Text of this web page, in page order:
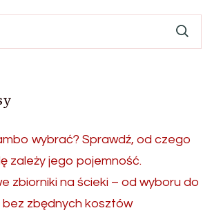
wybrać? Sprawdź, od czego
zależy jego pojemność.
zbiorniki na ścieki – od wyboru do
zbędnych kosztów